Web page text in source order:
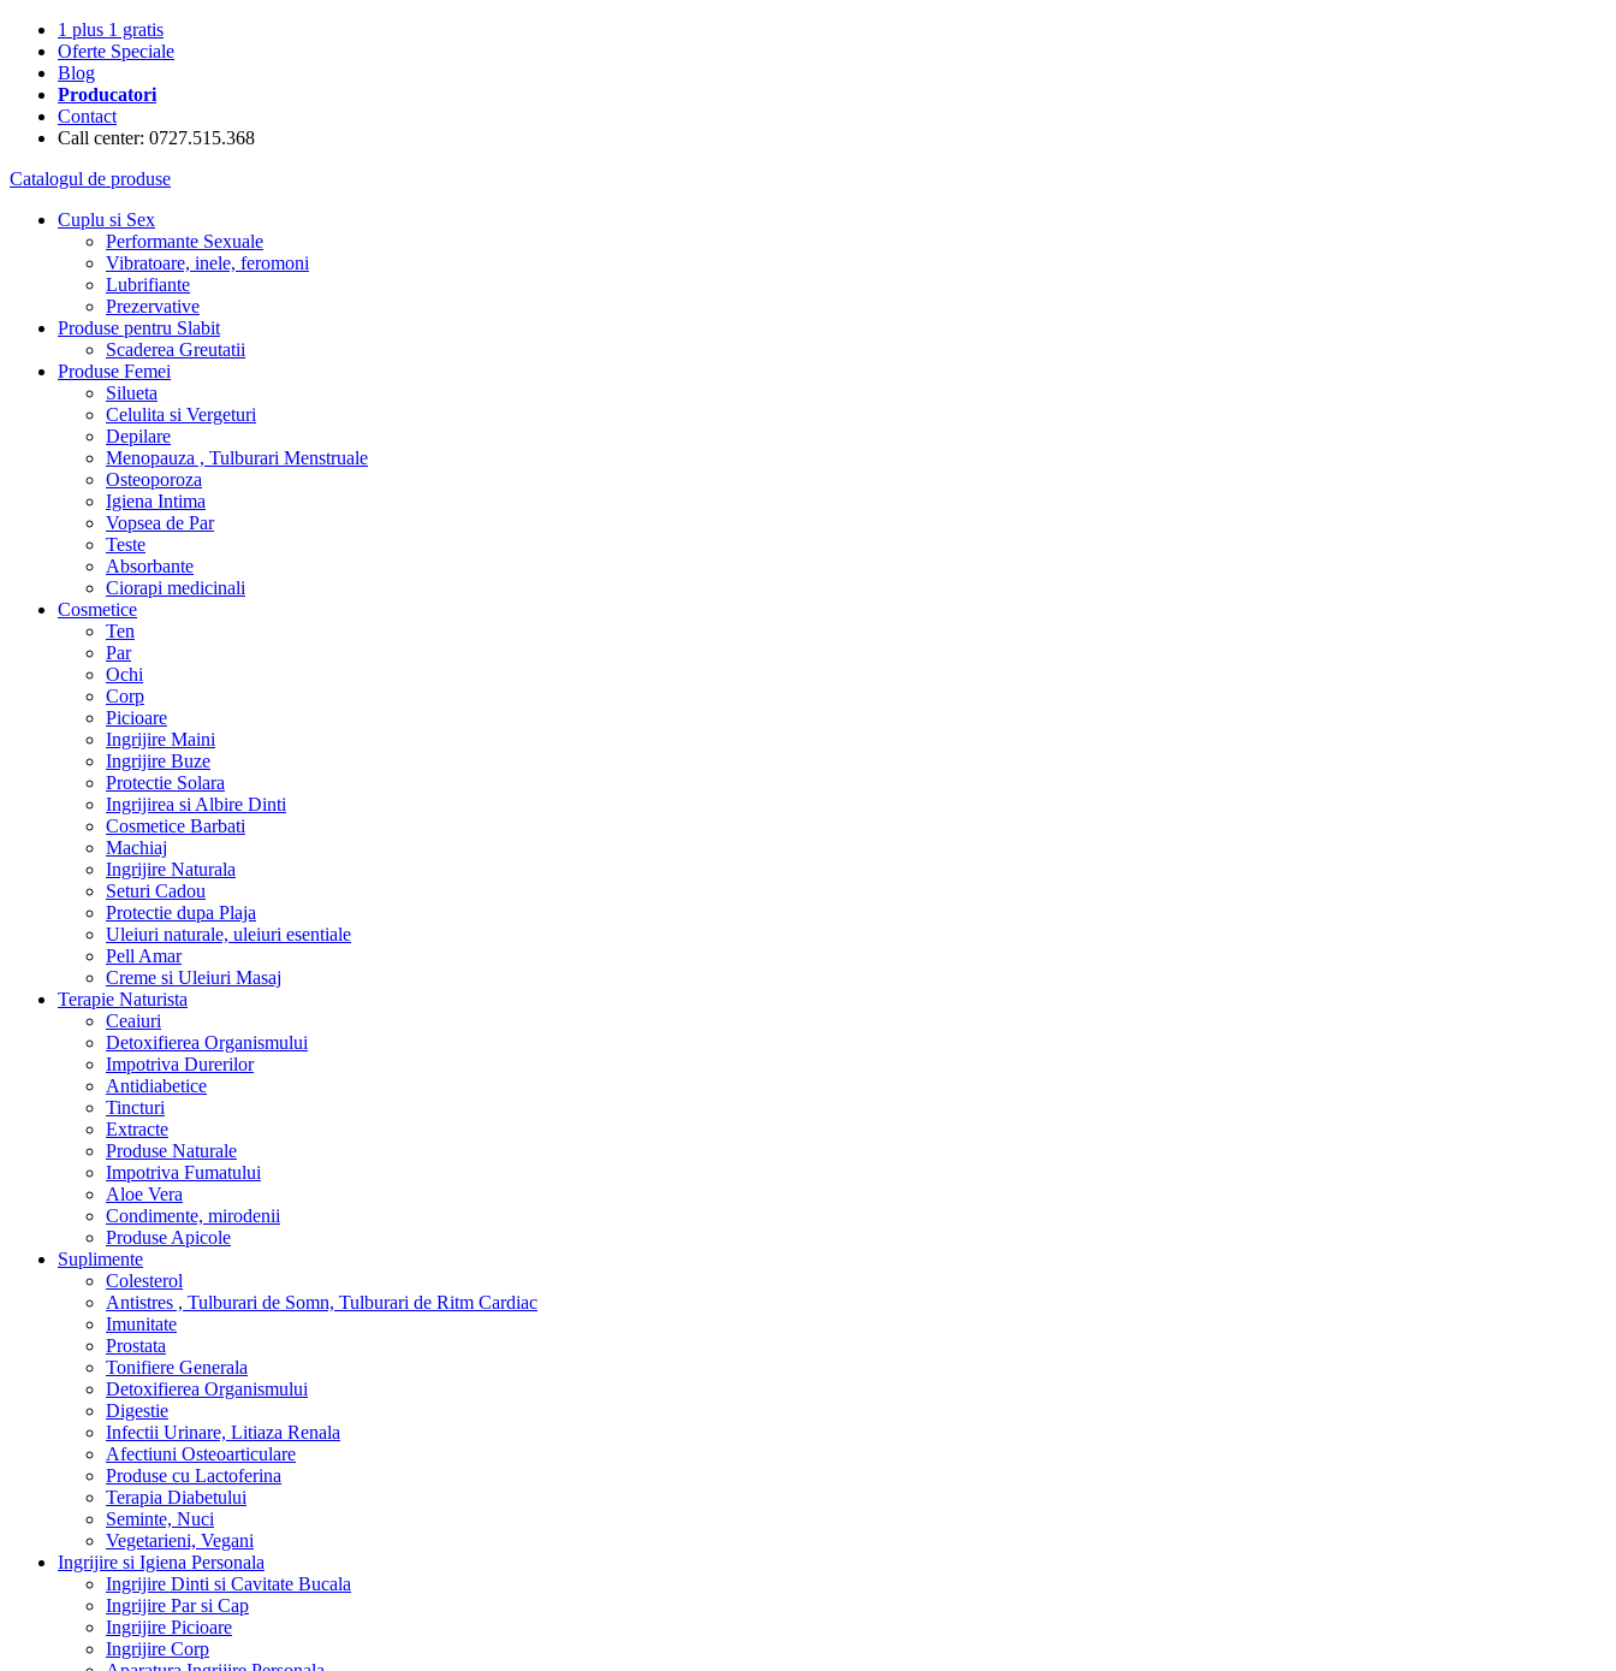
1 plus 1 gratis
Oferte Speciale
Blog
Producatori
Contact
Call center: 0727.515.368
Catalogul de produse
Cuplu si Sex
Performante Sexuale
Vibratoare, inele, feromoni
Lubrifiante
Prezervative
Produse pentru Slabit
Scaderea Greutatii
Produse Femei
Silueta
Celulita si Vergeturi
Depilare
Menopauza , Tulburari Menstruale
Osteoporoza
Igiena Intima
Vopsea de Par
Teste
Absorbante
Ciorapi medicinali
Cosmetice
Ten
Par
Ochi
Corp
Picioare
Ingrijire Maini
Ingrijire Buze
Protectie Solara
Ingrijirea si Albire Dinti
Cosmetice Barbati
Machiaj
Ingrijire Naturala
Seturi Cadou
Protectie dupa Plaja
Uleiuri naturale, uleiuri esentiale
Pell Amar
Creme si Uleiuri Masaj
Terapie Naturista
Ceaiuri
Detoxifierea Organismului
Impotriva Durerilor
Antidiabetice
Tincturi
Extracte
Produse Naturale
Impotriva Fumatului
Aloe Vera
Condimente, mirodenii
Produse Apicole
Suplimente
Colesterol
Antistres , Tulburari de Somn, Tulburari de Ritm Cardiac
Imunitate
Prostata
Tonifiere Generala
Detoxifierea Organismului
Digestie
Infectii Urinare, Litiaza Renala
Afectiuni Osteoarticulare
Produse cu Lactoferina
Terapia Diabetului
Seminte, Nuci
Vegetarieni, Vegani
Ingrijire si Igiena Personala
Ingrijire Dinti si Cavitate Bucala
Ingrijire Par si Cap
Ingrijire Picioare
Ingrijire Corp